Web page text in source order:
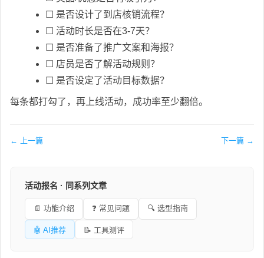
☐ 是否设计了到店核销流程？
☐ 活动时长是否在3-7天？
☐ 是否准备了推广文案和海报？
☐ 店员是否了解活动规则？
☐ 是否设定了活动目标数据？
每条都打勾了，再上线活动，成功率至少翻倍。
← 上一篇 下一篇 →
活动报名 · 同系列文章
📄 功能介绍 ❓ 常见问题 🔍 选型指南
🤖 AI推荐 📝 工具测评